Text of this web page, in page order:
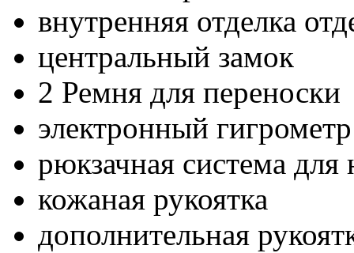
внутренняя отделка
центральный замок
2 Ремня для переноски
электронный гигрометр
рюкзачная система
кожаная рукоятка
дополнительная